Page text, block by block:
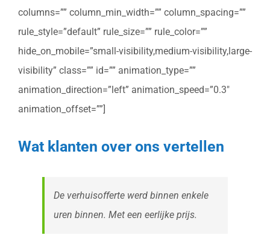
columns=”” column_min_width=”” column_spacing=””
rule_style=”default” rule_size=”” rule_color=””
hide_on_mobile=”small-visibility,medium-visibility,large-
visibility” class=”” id=”” animation_type=””
animation_direction=”left” animation_speed=”0.3″
animation_offset=””]
Wat klanten over ons vertellen
De verhuisofferte werd binnen enkele
uren binnen. Met een eerlijke prijs.